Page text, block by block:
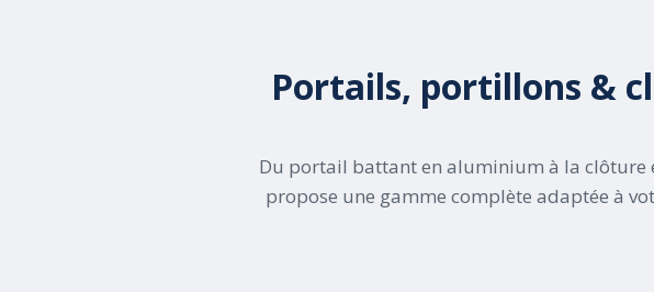
Portails, portillons &
Du portail battant en aluminium à la clôture
propose une gamme complète adaptée à